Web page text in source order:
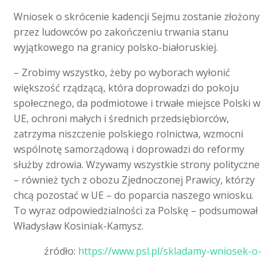
Wniosek o skrócenie kadencji Sejmu zostanie złożony
przez ludowców po zakończeniu trwania stanu
wyjątkowego na granicy polsko-białoruskiej.
– Zrobimy wszystko, żeby po wyborach wyłonić
większość rządzącą, która doprowadzi do pokoju
społecznego, da podmiotowe i trwałe miejsce Polski w
UE, ochroni małych i średnich przedsiębiorców,
zatrzyma niszczenie polskiego rolnictwa, wzmocni
wspólnotę samorządową i doprowadzi do reformy
służby zdrowia. Wzywamy wszystkie strony polityczne
– również tych z obozu Zjednoczonej Prawicy, którzy
chcą pozostać w UE – do poparcia naszego wniosku.
To wyraz odpowiedzialności za Polskę – podsumował
Władysław Kosiniak-Kamysz.
źródło: https://www.psl.pl/skladamy-wniosek-o-